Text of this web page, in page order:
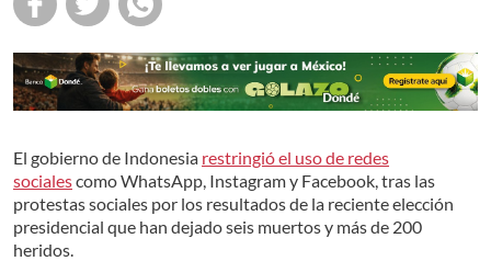
El gobierno de Indonesia restringió el uso de redes
socialescomo WhatsApp, Instagram y Facebook, tras las
protestas sociales por los resultados de la reciente elección
presidencial que han dejado seis muertos y más de 200
heridos.